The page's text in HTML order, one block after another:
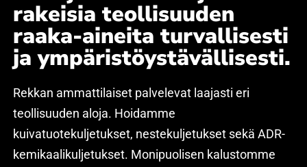
rakeisia teollisuuden
raaka-aineita turvallisesti
ja ympäristöystävällisesti.
Rekkan ammattilaiset palvelevat laajasti eri
teollisuuden aloja. Hoidamme
kuivatuotekuljetukset, nestekuljetukset sekä ADR-
kemikaalikuljetukset. Monipuolisen kalustomme